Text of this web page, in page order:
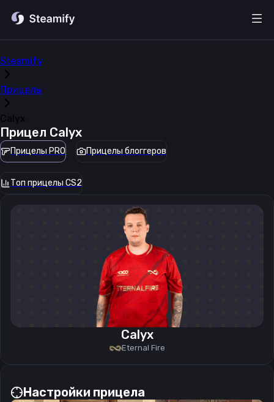
Steamify
Прицелы
Calyx
Прицел Calyx
Прицелы PRO Прицелы блоггеров
Топ прицелы CS2
Calyx
Eternal Fire
Настройки прицела